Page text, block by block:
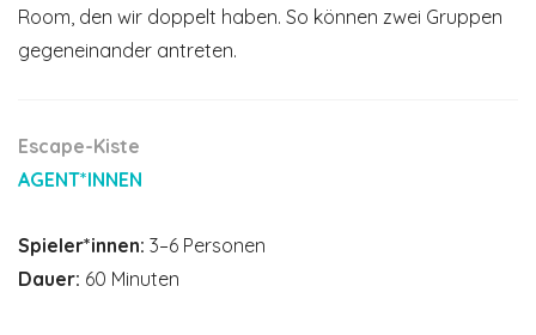
Room, den wir doppelt haben. So können zwei Gruppen
gegeneinander antreten.
Escape-Kiste
AGENT*INNEN
Spieler*innen: 3–6 Personen
Dauer: 60 Minuten